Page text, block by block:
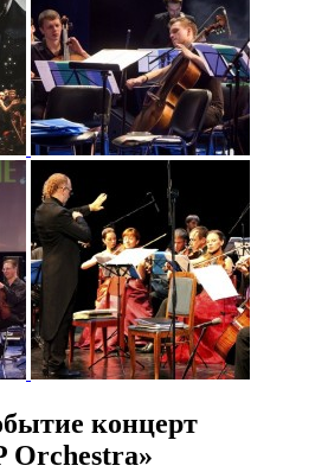
концерт
Orchestra»